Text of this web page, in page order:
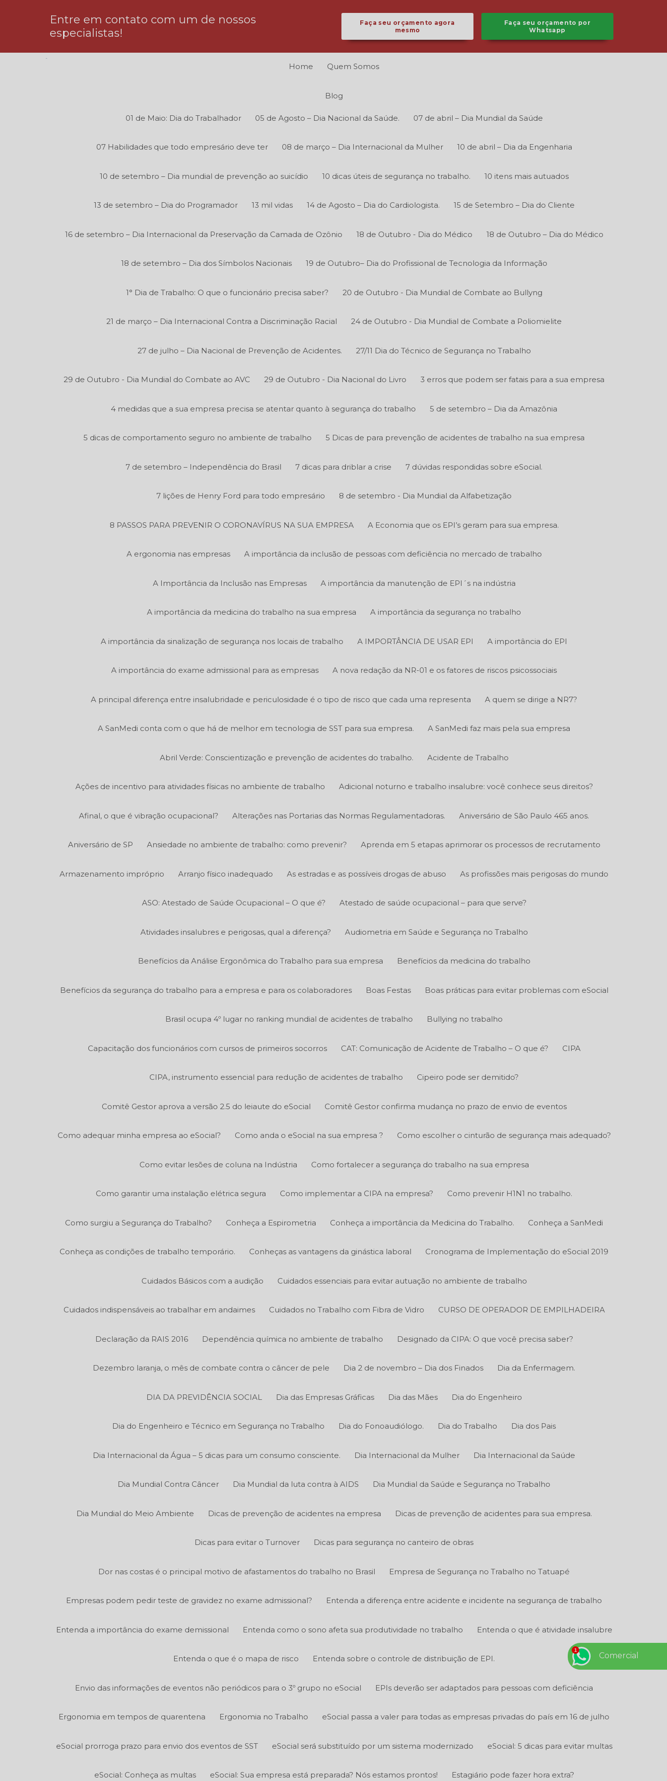
Entre em contato com um de nossos
especialistas!
Faça seu orçamento agora
mesmo
Faça seu orçamento por
Whatsapp
Home Quem Somos
Blog
01 de Maio: Dia do Trabalhador 05 de Agosto – Dia Nacional da Saúde. 07 de abril – Dia Mundial da Saúde
07 Habilidades que todo empresário deve ter 08 de março – Dia Internacional da Mulher 10 de abril – Dia da Engenharia
10 de setembro – Dia mundial de prevenção ao suicídio 10 dicas úteis de segurança no trabalho. 10 itens mais autuados
13 de setembro – Dia do Programador 13 mil vidas 14 de Agosto – Dia do Cardiologista. 15 de Setembro – Dia do Cliente
16 de setembro – Dia Internacional da Preservação da Camada de Ozônio 18 de Outubro - Dia do Médico 18 de Outubro – Dia do Médico
18 de setembro – Dia dos Símbolos Nacionais 19 de Outubro– Dia do Profissional de Tecnologia da Informação
1° Dia de Trabalho: O que o funcionário precisa saber? 20 de Outubro - Dia Mundial de Combate ao Bullyng
21 de março – Dia Internacional Contra a Discriminação Racial 24 de Outubro - Dia Mundial de Combate a Poliomielite
27 de julho – Dia Nacional de Prevenção de Acidentes. 27/11 Dia do Técnico de Segurança no Trabalho
29 de Outubro - Dia Mundial do Combate ao AVC 29 de Outubro - Dia Nacional do Livro 3 erros que podem ser fatais para a sua empresa
4 medidas que a sua empresa precisa se atentar quanto à segurança do trabalho 5 de setembro – Dia da Amazônia
5 dicas de comportamento seguro no ambiente de trabalho 5 Dicas de para prevenção de acidentes de trabalho na sua empresa
7 de setembro – Independência do Brasil 7 dicas para driblar a crise 7 dúvidas respondidas sobre eSocial.
7 lições de Henry Ford para todo empresário 8 de setembro - Dia Mundial da Alfabetização
8 PASSOS PARA PREVENIR O CORONAVÍRUS NA SUA EMPRESA A Economia que os EPI’s geram para sua empresa.
A ergonomia nas empresas A importância da inclusão de pessoas com deficiência no mercado de trabalho
A Importância da Inclusão nas Empresas A importância da manutenção de EPI´s na indústria
A importância da medicina do trabalho na sua empresa A importância da segurança no trabalho
A importância da sinalização de segurança nos locais de trabalho A IMPORTÂNCIA DE USAR EPI A importância do EPI
A importância do exame admissional para as empresas A nova redação da NR-01 e os fatores de riscos psicossociais
A principal diferença entre insalubridade e periculosidade é o tipo de risco que cada uma representa A quem se dirige a NR7?
A SanMedi conta com o que há de melhor em tecnologia de SST para sua empresa. A SanMedi faz mais pela sua empresa
Abril Verde: Conscientização e prevenção de acidentes do trabalho. Acidente de Trabalho
Ações de incentivo para atividades físicas no ambiente de trabalho Adicional noturno e trabalho insalubre: você conhece seus direitos?
Afinal, o que é vibração ocupacional? Alterações nas Portarias das Normas Regulamentadoras. Aniversário de São Paulo 465 anos.
Aniversário de SP Ansiedade no ambiente de trabalho: como prevenir? Aprenda em 5 etapas aprimorar os processos de recrutamento
Armazenamento impróprio Arranjo físico inadequado As estradas e as possíveis drogas de abuso As profissões mais perigosas do mundo
ASO: Atestado de Saúde Ocupacional – O que é? Atestado de saúde ocupacional – para que serve?
Atividades insalubres e perigosas, qual a diferença? Audiometria em Saúde e Segurança no Trabalho
Benefícios da Análise Ergonômica do Trabalho para sua empresa Benefícios da medicina do trabalho
Benefícios da segurança do trabalho para a empresa e para os colaboradores Boas Festas Boas práticas para evitar problemas com eSocial
Brasil ocupa 4º lugar no ranking mundial de acidentes de trabalho Bullying no trabalho
Capacitação dos funcionários com cursos de primeiros socorros CAT: Comunicação de Acidente de Trabalho – O que é? CIPA
CIPA, instrumento essencial para redução de acidentes de trabalho Cipeiro pode ser demitido?
Comitê Gestor aprova a versão 2.5 do leiaute do eSocial Comitê Gestor confirma mudança no prazo de envio de eventos
Como adequar minha empresa ao eSocial? Como anda o eSocial na sua empresa ? Como escolher o cinturão de segurança mais adequado?
Como evitar lesões de coluna na Indústria Como fortalecer a segurança do trabalho na sua empresa
Como garantir uma instalação elétrica segura Como implementar a CIPA na empresa? Como prevenir H1N1 no trabalho.
Como surgiu a Segurança do Trabalho? Conheça a Espirometria Conheça a importância da Medicina do Trabalho. Conheça a SanMedi
Conheça as condições de trabalho temporário. Conheças as vantagens da ginástica laboral Cronograma de Implementação do eSocial 2019
Cuidados Básicos com a audição Cuidados essenciais para evitar autuação no ambiente de trabalho
Cuidados indispensáveis ao trabalhar em andaimes Cuidados no Trabalho com Fibra de Vidro CURSO DE OPERADOR DE EMPILHADEIRA
Declaração da RAIS 2016 Dependência química no ambiente de trabalho Designado da CIPA: O que você precisa saber?
Dezembro laranja, o mês de combate contra o câncer de pele Dia 2 de novembro – Dia dos Finados Dia da Enfermagem.
DIA DA PREVIDÊNCIA SOCIAL Dia das Empresas Gráficas Dia das Mães Dia do Engenheiro
Dia do Engenheiro e Técnico em Segurança no Trabalho Dia do Fonoaudiólogo. Dia do Trabalho Dia dos Pais
Dia Internacional da Água – 5 dicas para um consumo consciente. Dia Internacional da Mulher Dia Internacional da Saúde
Dia Mundial Contra Câncer Dia Mundial da luta contra à AIDS Dia Mundial da Saúde e Segurança no Trabalho
Dia Mundial do Meio Ambiente Dicas de prevenção de acidentes na empresa Dicas de prevenção de acidentes para sua empresa.
Dicas para evitar o Turnover Dicas para segurança no canteiro de obras
Dor nas costas é o principal motivo de afastamentos do trabalho no Brasil Empresa de Segurança no Trabalho no Tatuapé
Empresas podem pedir teste de gravidez no exame admissional? Entenda a diferença entre acidente e incidente na segurança de trabalho
Entenda a importância do exame demissional Entenda como o sono afeta sua produtividade no trabalho Entenda o que é atividade insalubre
Entenda o que é o mapa de risco Entenda sobre o controle de distribuição de EPI.
Envio das informações de eventos não periódicos para o 3º grupo no eSocial EPIs deverão ser adaptados para pessoas com deficiência
Ergonomia em tempos de quarentena Ergonomia no Trabalho eSocial passa a valer para todas as empresas privadas do país em 16 de julho
eSocial prorroga prazo para envio dos eventos de SST eSocial será substituído por um sistema modernizado eSocial: 5 dicas para evitar multas
eSocial: Conheça as multas eSocial: Sua empresa está preparada? Nós estamos prontos! Estagiário pode fazer hora extra?
Comercial